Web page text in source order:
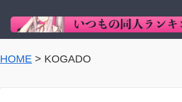
HOME > KOGADO